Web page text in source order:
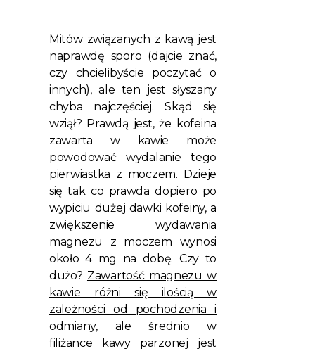
Mitów związanych z kawą jest
naprawdę sporo (dajcie znać,
czy chcielibyście poczytać o
innych), ale ten jest słyszany
chyba najczęściej. Skąd się
wziął? Prawdą jest, że kofeina
zawarta w kawie może
powodować wydalanie tego
pierwiastka z moczem. Dzieje
się tak co prawda dopiero po
wypiciu dużej dawki kofeiny, a
zwiększenie wydawania
magnezu z moczem wynosi
około 4 mg na dobę. Czy to
dużo? Zawartość magnezu w
kawie różni się ilością w
zależności od pochodzenia i
odmiany, ale średnio w
filiżance kawy parzonej jest